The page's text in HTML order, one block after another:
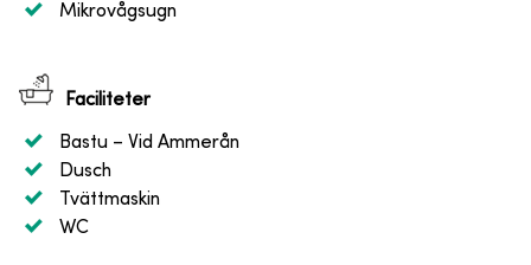
Mikrovågsugn
Faciliteter
Bastu – Vid Ammerån
Dusch
Tvättmaskin
WC